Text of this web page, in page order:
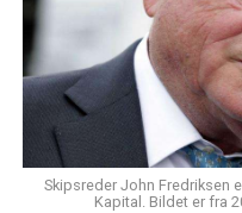
Skipsreder John Fredriksen
Kapital. Bildet er fra